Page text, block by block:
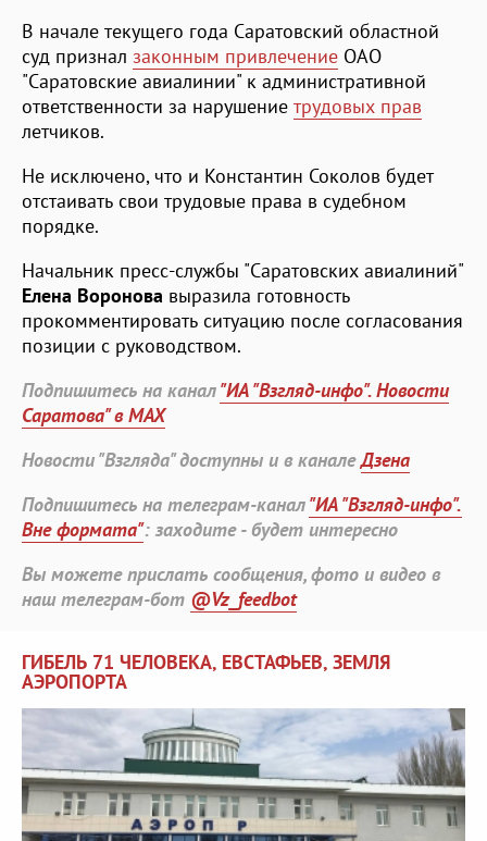
В начале текущего года Саратовский областной
суд признал законным привлечение ОАО
"Саратовские авиалинии" к административной
ответственности за нарушение трудовых прав
летчиков.
Не исключено, что и Константин Соколов будет
отстаивать свои трудовые права в судебном
порядке.
Начальник пресс-службы "Саратовских авиалиний"
Елена Воронова выразила готовность
прокомментировать ситуацию после согласования
позиции с руководством.
Подпишитесь на канал"ИА "Взгляд-инфо". Новости
Саратова" в MAX
Новости "Взгляда" доступны и в каналеДзена
Подпишитесь на телеграм-канал"ИА "Взгляд-инфо".
Вне формата": заходите - будет интересно
Вы можете прислать сообщения, фото и видео в
наш телеграм-бот @Vz_feedbot
ГИБЕЛЬ 71 ЧЕЛОВЕКА, ЕВСТАФЬЕВ, ЗЕМЛЯ
АЭРОПОРТА